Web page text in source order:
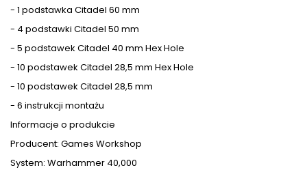
- 1 podstawka Citadel 60 mm
- 4 podstawki Citadel 50 mm
- 5 podstawek Citadel 40 mm Hex Hole
- 10 podstawek Citadel 28,5 mm Hex Hole
- 10 podstawek Citadel 28,5 mm
- 6 instrukcji montażu
Informacje o produkcie
Producent: Games Workshop
System: Warhammer 40,000